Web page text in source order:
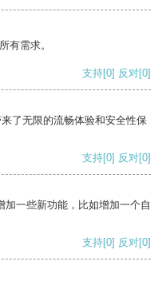
有需求。
支持[0] 反对[0]
了无限的流畅体验和安全性保
支持[0] 反对[0]
一些新功能，比如增加一个自
支持[0] 反对[0]